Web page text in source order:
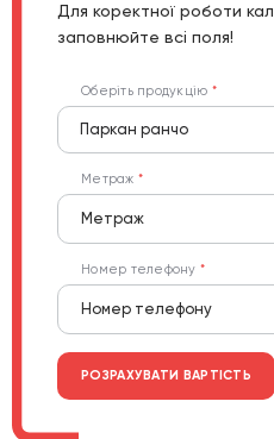
Для коректної роботи
заповнюйте всі поля!
Оберіть продукцію
Паркан ранчо
Метраж
Номер телефону
РОЗРАХУВАТИ ВАРТІСТЬ